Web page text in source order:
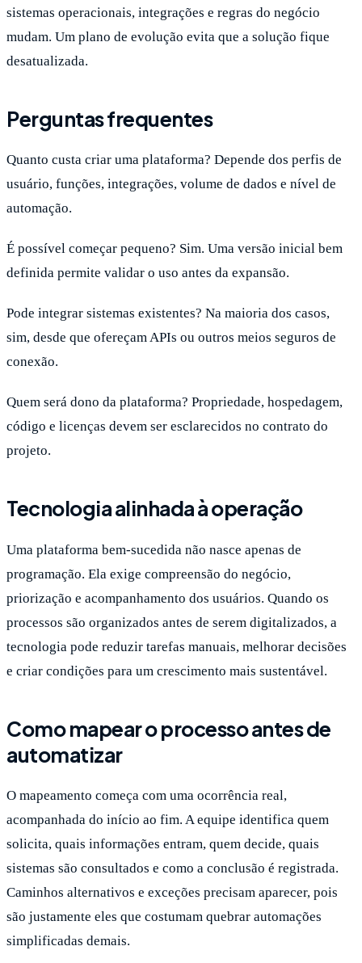
sistemas operacionais, integrações e regras do negócio
mudam. Um plano de evolução evita que a solução fique
desatualizada.
Perguntas frequentes
Quanto custa criar uma plataforma? Depende dos perfis de
usuário, funções, integrações, volume de dados e nível de
automação.
É possível começar pequeno? Sim. Uma versão inicial bem
definida permite validar o uso antes da expansão.
Pode integrar sistemas existentes? Na maioria dos casos,
sim, desde que ofereçam APIs ou outros meios seguros de
conexão.
Quem será dono da plataforma? Propriedade, hospedagem,
código e licenças devem ser esclarecidos no contrato do
projeto.
Tecnologia alinhada à operação
Uma plataforma bem-sucedida não nasce apenas de
programação. Ela exige compreensão do negócio,
priorização e acompanhamento dos usuários. Quando os
processos são organizados antes de serem digitalizados, a
tecnologia pode reduzir tarefas manuais, melhorar decisões
e criar condições para um crescimento mais sustentável.
Como mapear o processo antes de
automatizar
O mapeamento começa com uma ocorrência real,
acompanhada do início ao fim. A equipe identifica quem
solicita, quais informações entram, quem decide, quais
sistemas são consultados e como a conclusão é registrada.
Caminhos alternativos e exceções precisam aparecer, pois
são justamente eles que costumam quebrar automações
simplificadas demais.